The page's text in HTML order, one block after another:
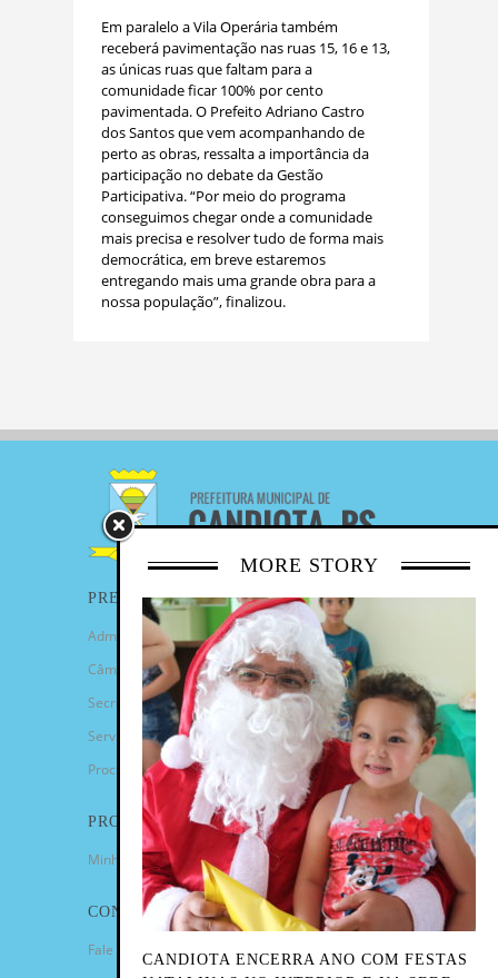
Em paralelo a Vila Operária também
receberá pavimentação nas ruas 15, 16 e 13,
as únicas ruas que faltam para a
comunidade ficar 100% por cento
pavimentada. O Prefeito Adriano Castro
dos Santos que vem acompanhando de
perto as obras, ressalta a importância da
participação no debate da Gestão
Participativa. “Por meio do programa
conseguimos chegar onde a comunidade
mais precisa e resolver tudo de forma mais
democrática, em breve estaremos
entregando mais uma grande obra para a
nossa população”, finalizou.
MORE STORY
CANDIOTA ENCERRA ANO COM FESTAS
PREFEITURA
Administração Municipal
Câmara de Vereadores
Secretarias
Serviços
Procuradoria Geral
PROGRAMAS
Minha Casa Minha Vida
CONTATO
Fale Conosco